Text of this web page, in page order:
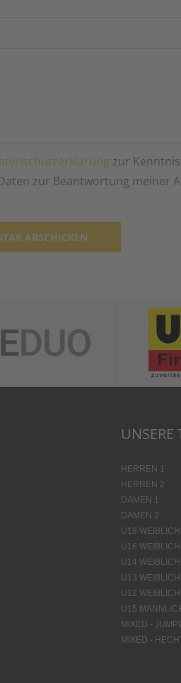
zur
zur Beantwortung meiner
UNSERE
HERREN 1
HERREN 2
DAMEN 1
DAMEN 2
U18 WEIBLICH
U16 WEIBLICH
U14 WEIBLICH
U13 WEIBLICH
U12 WEIBLICH
U15
MIXED -
MIXED -